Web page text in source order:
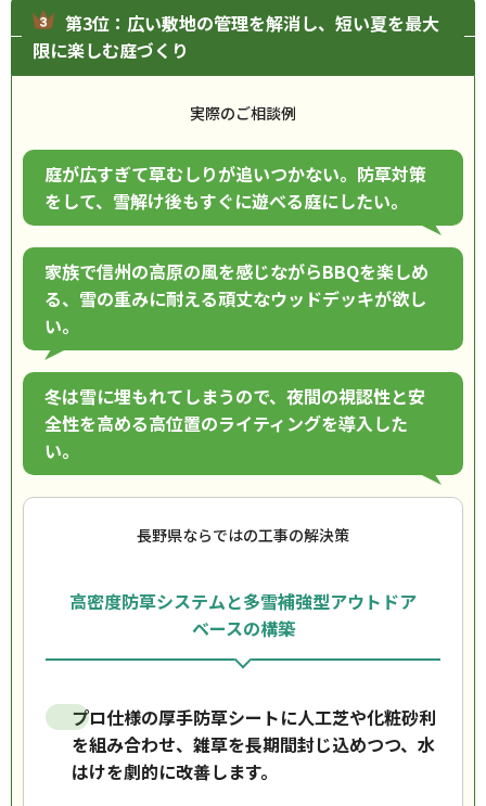
第3位：広い敷地の管理を解消し、短い夏を最大
限に楽しむ庭づくり
実際のご相談例
庭が広すぎて草むしりが追いつかない。防草対策
をして、雪解け後もすぐに遊べる庭にしたい。
家族で信州の高原の風を感じながらBBQを楽しめ
る、雪の重みに耐える頑丈なウッドデッキが欲し
い。
冬は雪に埋もれてしまうので、夜間の視認性と安
全性を高める高位置のライティングを導入した
い。
長野県ならではの工事の解決策
高密度防草システムと多雪補強型アウトドア
ベースの構築
プロ仕様の厚手防草シートに人工芝や化粧砂利
を組み合わせ、雑草を長期間封じ込めつつ、水
はけを劇的に改善します。